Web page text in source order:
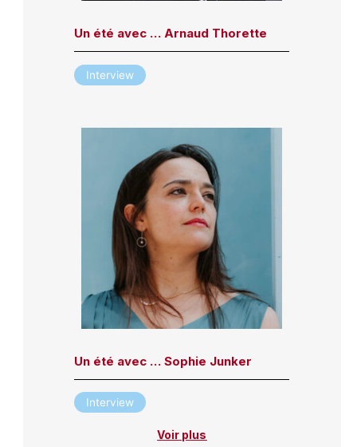
Un été avec … Arnaud Thorette
Interview
Un été avec … Sophie Junker
Interview
Voir plus